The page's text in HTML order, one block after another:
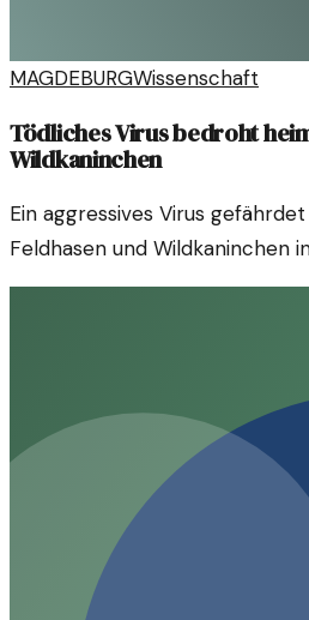
MAGDEBURGWissenschaft
Tödliches Virus bedroht
Wildkaninchen
Ein aggressives Virus
Feldhasen und Wildkaninchen
Auswirkungen auf das